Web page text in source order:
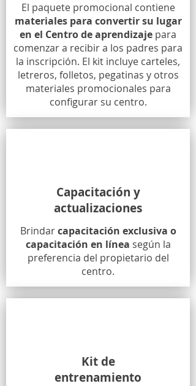
El paquete promocional contiene
materiales para convertir su lugar
en el Centro de aprendizaje para
comenzar a recibir a los padres para
la inscripción. El kit incluye carteles,
letreros, folletos, pegatinas y otros
materiales promocionales para
configurar su centro.
Capacitación y
actualizaciones
Brindarcapacitación exclusiva o
capacitación en línea según la
preferencia del propietario del
centro.
Kit de
entrenamiento